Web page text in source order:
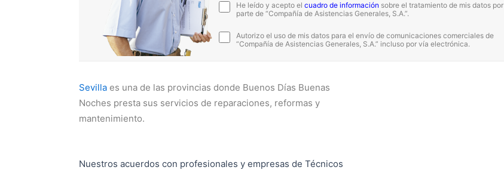
He leído y acepto elcuadro de información sobre el tratamiento de mis datos por
parte de “Compañía de Asistencias Generales, S.A.”.
Autorizo el uso de mis datos para el envío de comunicaciones comerciales de
“Compañía de Asistencias Generales, S.A.” incluso por vía electrónica.
Sevilla es una de las provincias donde Buenos Días Buenas
Noches presta sus servicios de reparaciones, reformas y
mantenimiento.
Nuestros acuerdos con profesionales y empresas de Técnicos